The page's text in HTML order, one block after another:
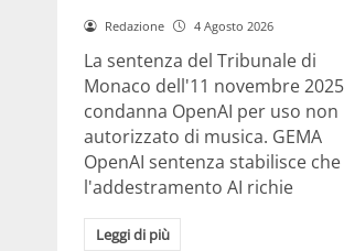
Redazione 4 Agosto 2026
La sentenza del Tribunale di
Monaco dell'11 novembre 2025
condanna OpenAI per uso non
autorizzato di musica. GEMA
OpenAI sentenza stabilisce che
l'addestramento AI richie
Leggi di più